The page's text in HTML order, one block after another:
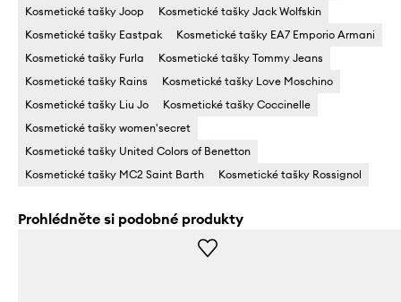
Kosmetické tašky Joop
Kosmetické tašky Jack Wolfskin
Kosmetické tašky Eastpak
Kosmetické tašky EA7 Emporio Armani
Kosmetické tašky Furla
Kosmetické tašky Tommy Jeans
Kosmetické tašky Rains
Kosmetické tašky Love Moschino
Kosmetické tašky Liu Jo
Kosmetické tašky Coccinelle
Kosmetické tašky women'secret
Kosmetické tašky United Colors of Benetton
Kosmetické tašky MC2 Saint Barth
Kosmetické tašky Rossignol
Prohlédněte si podobné produkty